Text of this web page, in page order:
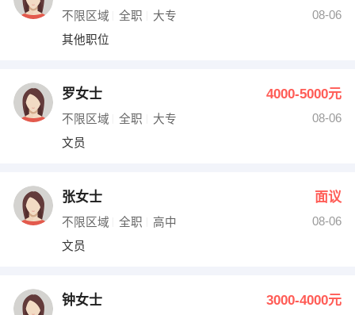
不限区域 全职 大专
08-06
其他职位
罗女士 4000-5000元
不限区域 全职 大专
08-06
文员
张女士 面议
不限区域 全职 高中
08-06
文员
钟女士 3000-4000元